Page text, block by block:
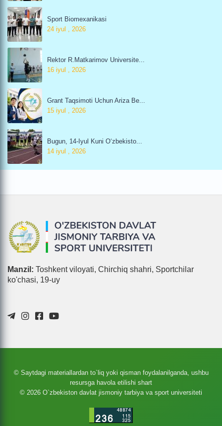
Sport Biomexanikasi
24 iyul , 2026
Rektor R.Matkarimov Universite...
16 iyul , 2026
Grant Taqsimoti Uchun Ariza Be...
15 iyul , 2026
Bugun, 14-Iyul Kuni O‘zbekisto...
14 iyul , 2026
Manzil: Toshkent viloyati, Chirchiq shahri, Sportchilar
ko'chasi, 19-uy
© Saytdagi materiallardan to`liq yoki qisman foydalanilganda, ushbu
resursga havola etilishi shart
© 2026 O`zbekiston davlat jismoniy tarbiya va sport universiteti